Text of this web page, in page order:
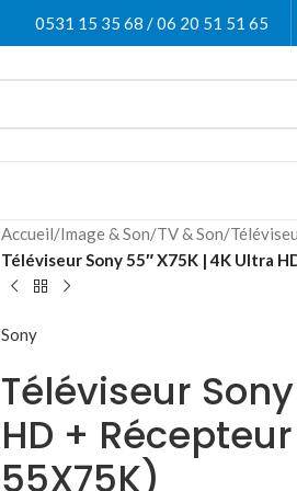
0531 15 35 68 / 06 20 51 51 65
Accueil/Image & Son/TV & Son/
Téléviseur Sony 55″ X75K | 4K Ultra
Sony
Téléviseur
HD +
55X75K)